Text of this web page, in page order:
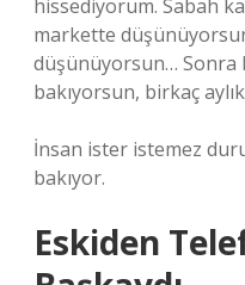
hissediyorum. Sabah
markette
düşünüyorsun… Sonra
bakıyorsun, birkaç
İnsan ister istemez
bakıyor.
Eskiden